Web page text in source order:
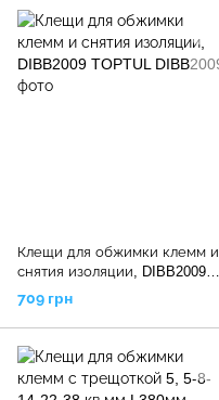
Клещи для обжимки клемм и
снятия изоляции, DIBB2009
TOPTUL
709 грн